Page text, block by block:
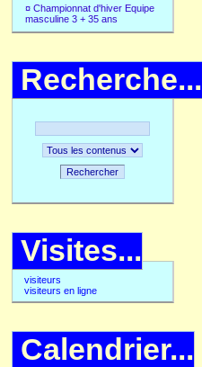
¤ Championnat d'hiver Equipe
masculine 3 + 35 ans
Recherche...
Rechercher
Visites...
visiteurs
visiteurs en ligne
Calendrier...